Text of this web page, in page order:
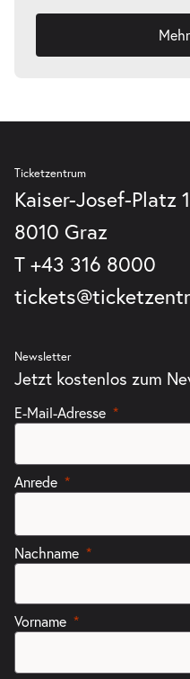
Ticketzentrum
Kaiser-Josef-Platz
8010 Graz
T +43 316 8000
Newsletter
Jetzt kostenlos zum
E-Mail-Adresse
Anrede
Nachname
Vorname